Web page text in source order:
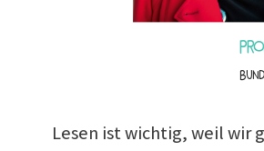
Lesen ist wichtig, weil wir